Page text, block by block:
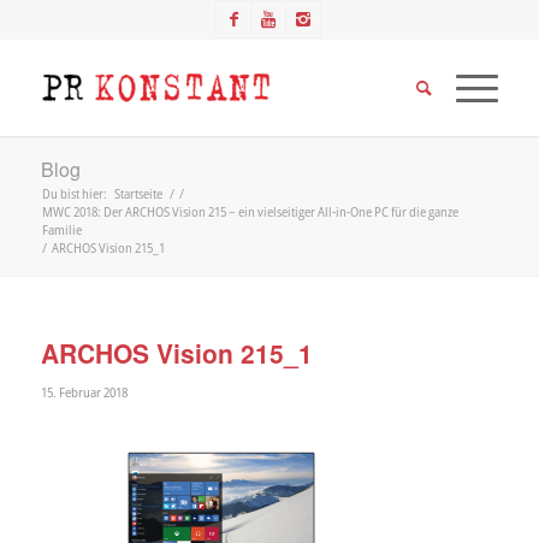
Blog
Du bist hier: Startseite / /
MWC 2018: Der ARCHOS Vision 215 – ein vielseitiger All-in-One PC für die ganze
Familie
/ ARCHOS Vision 215_1
ARCHOS Vision 215_1
15. Februar 2018